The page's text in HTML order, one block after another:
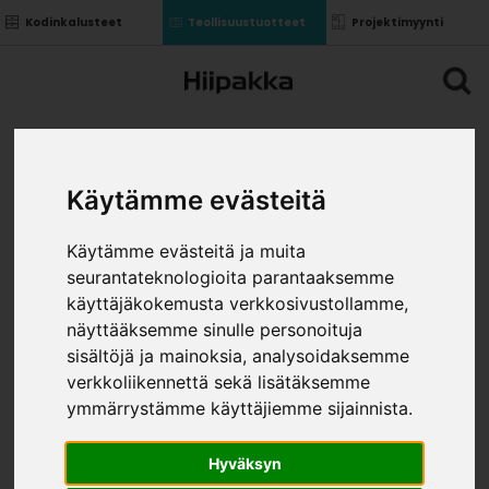
Käytämme evästeitä
Käytämme evästeitä ja muita
seurantateknologioita parantaaksemme
käyttäjäkokemusta verkkosivustollamme,
näyttääksemme sinulle personoituja
sisältöjä ja mainoksia, analysoidaksemme
verkkoliikennettä sekä lisätäksemme
ymmärrystämme käyttäjiemme sijainnista.
Hyväksyn
Kodinkalusteet Teollisuustuotteet Projektimyynti